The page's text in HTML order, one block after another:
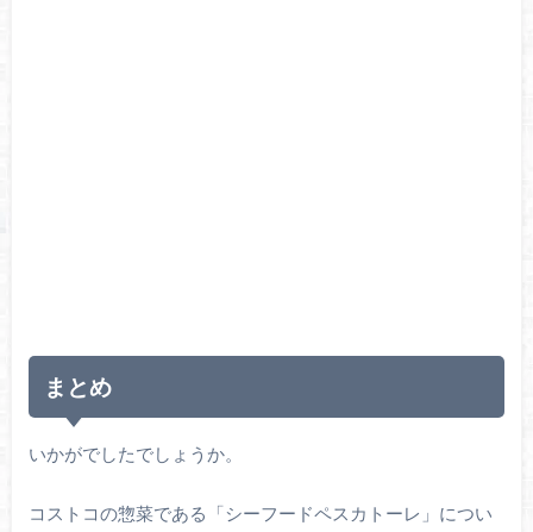
まとめ
いかがでしたでしょうか。
コストコの惣菜である「シーフードペスカトーレ」につい